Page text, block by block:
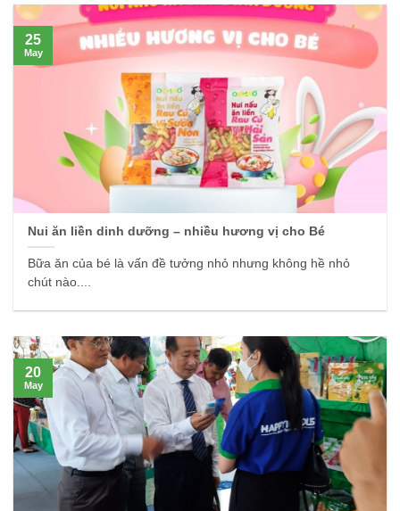
Nui ăn liền dinh dưỡng – nhiều hương vị cho Bé
Bữa ăn của bé là vấn đề tưởng nhỏ nhưng không hề nhỏ
chút nào....
25
May
20
May